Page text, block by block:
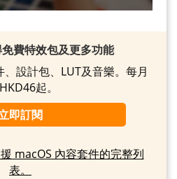
費特效包及更多功能
設計包、LUT及音樂。每月
起。
即訂閱
macOS 內容套件的完整列
表。